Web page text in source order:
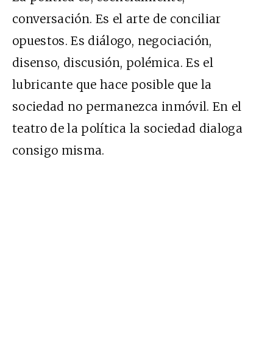
conversación. Es el arte de conciliar
opuestos. Es diálogo, negociación,
disenso, discusión, polémica. Es el
lubricante que hace posible que la
sociedad no permanezca inmóvil. En el
teatro de la política la sociedad dialoga
consigo misma.